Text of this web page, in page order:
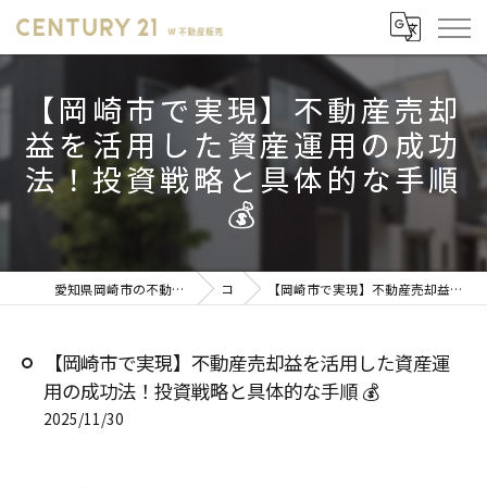
【岡崎市で実現】不動産売却
益を活用した資産運用の成功
法！投資戦略と具体的な手順
💰
愛知県岡崎市の不動産売却ならセンチュリー21 W不動産販売 コラム 【岡崎市で実現】不動産売却益を活用した資産運用の成功法！投資戦略と具体的な手順 💰
【岡崎市で実現】不動産売却益を活用した資産運
用の成功法！投資戦略と具体的な手順 💰
2025/11/30